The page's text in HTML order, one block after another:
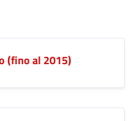
(fino al 2015)